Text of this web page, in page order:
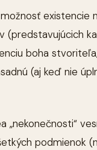
existencie
(predstavujúcich
boha
(aj keď nie
„nekonečnosti“
podmienok